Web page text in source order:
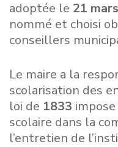
adoptée le 21
nommé et choisi
conseillers
Le maire a la
scolarisation des
loi de 1833
scolaire dans la
l’entretien de